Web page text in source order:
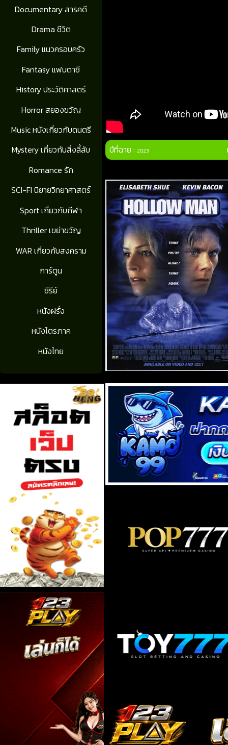
Documentary สารคดี
Drama ชีวิต
Family แนวครอบครัว
Fantasy แฟนตาซี
History ประวัติศาสตร์
Horror สยองขวัญ
Music หนังเกี่ยวกับดนตรี
Mystery เกี่ยวกับสิ่งลี้ลับ
Romance รัก
SCI-FI นิยายวิทยาศาสตร์
Sport เกี่ยวกับกีฬา
Thriller เขย่าขวัญ
WAR เกี่ยวกับสงคราม
การ์ตูน
ซีรีย์
หนังฝรั่ง
หนังไตรภาค
หนังไทย
ปีที่ฉาย :2023